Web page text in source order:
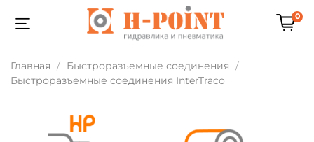
0
Главная
Быстроразъемные соединения
Быстроразъемные соединения InterTraco